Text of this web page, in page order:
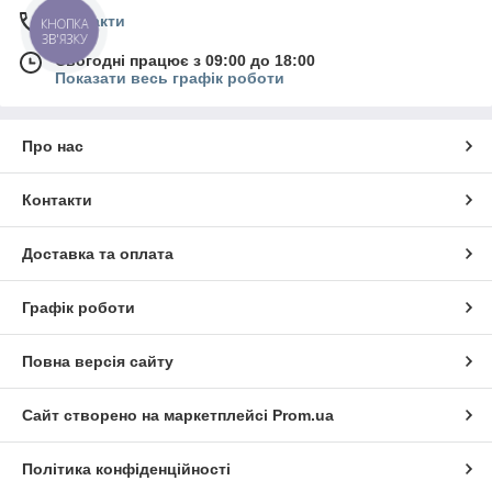
Контакти
Сьогодні працює з 09:00 до 18:00
Показати весь графік роботи
Про нас
Контакти
Доставка та оплата
Графік роботи
Повна версія сайту
Сайт створено на маркетплейсі Prom.ua
Політика конфіденційності
КНОПКА
ЗВ'ЯЗКУ